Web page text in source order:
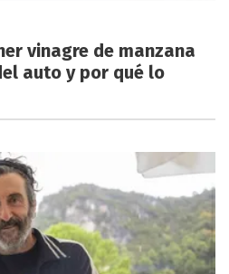
vinagre de manzana
auto y por qué lo